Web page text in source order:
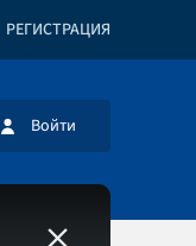
РЕГИСТРАЦИЯ
Войти